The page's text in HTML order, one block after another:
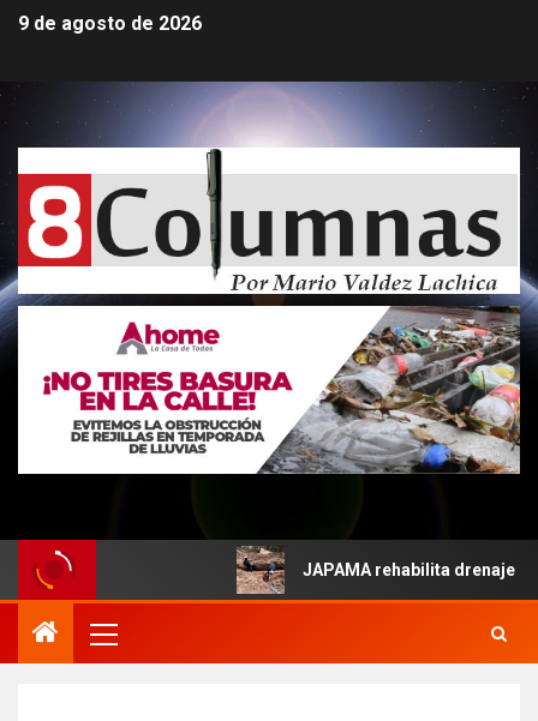
9 de agosto de 2026
JAPAMA rehabilita drenaje